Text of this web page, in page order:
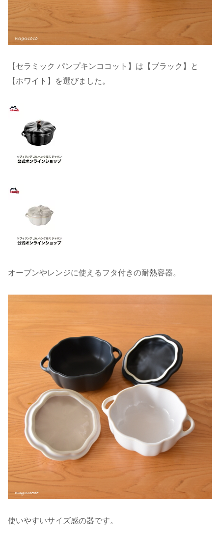
【セラミック パンプキンココット】は【ブラック】と
【ホワイト】を選びました。
オーブンやレンジに使えるフタ付きの耐熱容器。
使いやすいサイズ感の器です。